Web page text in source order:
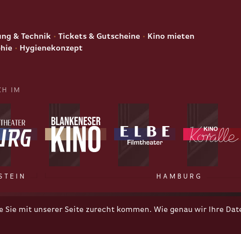
mit unserer Seite zurecht kommen. Wie genau wir Ihre
& Technik Tickets & Gutscheine
Kino mieten
Hygienekonzept
IM
HAMBURG